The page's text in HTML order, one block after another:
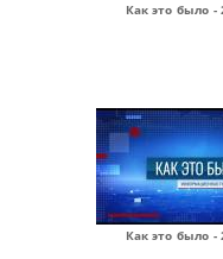
Как это было -
Как это было -